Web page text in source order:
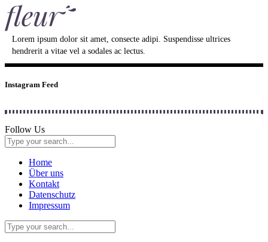
Lorem ipsum dolor sit amet, consecte adipi. Suspendisse ultrices
hendrerit a vitae vel a sodales ac lectus.
Instagram Feed
Follow Us
Home
Über uns
Kontakt
Datenschutz
Impressum